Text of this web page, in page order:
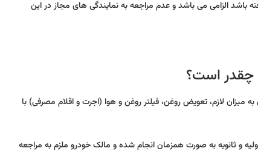
باشد الزامی می باشد و عدم مراجعه به نمایندگی های مجاز در این
چقدر است؟
میزان لازم، تعویض روغن، فیلتر روغن و هوا (اجرت و اقلام مصرفی) با
بین 3500 تا 5500 کیلومتر باشد، سرویس اولیه و ثانویه به صورت همزمان انجام شده و مالک خودرو ملزم به مراجعه